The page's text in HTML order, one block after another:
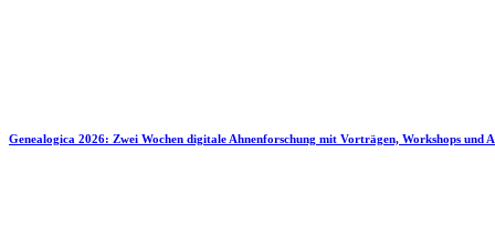
Genealogica 2026: Zwei Wochen digitale Ahnenforschung mit Vorträgen, Workshops und